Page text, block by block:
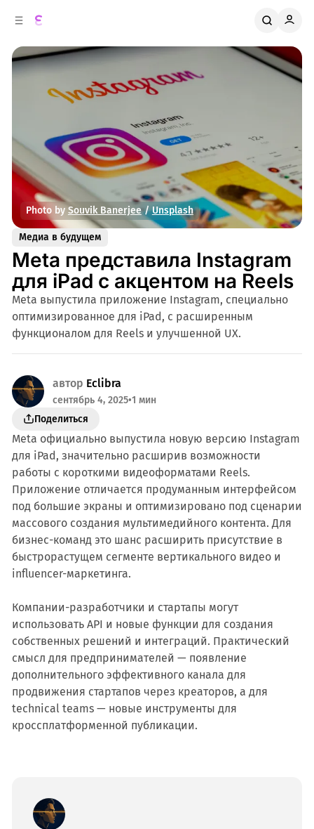
Photo by Souvik Banerjee / Unsplash
Медиа в будущем
Meta представила Instagram
для iPad с акцентом на Reels
Meta выпустила приложение Instagram, специально
оптимизированное для iPad, с расширенным
функционалом для Reels и улучшенной UX.
автор Eclibra
сентябрь 4, 2025•1 мин
Поделиться
Meta официально выпустила новую версию Instagram
для iPad, значительно расширив возможности
работы с короткими видеоформатами Reels.
Приложение отличается продуманным интерфейсом
под большие экраны и оптимизировано под сценарии
массового создания мультимедийного контента. Для
бизнес-команд это шанс расширить присутствие в
быстрорастущем сегменте вертикального видео и
influencer-маркетинга.
Компании-разработчики и стартапы могут
использовать API и новые функции для создания
собственных решений и интеграций. Практический
смысл для предпринимателей — появление
дополнительного эффективного канала для
продвижения стартапов через креаторов, а для
technical teams — новые инструменты для
кроссплатформенной публикации.